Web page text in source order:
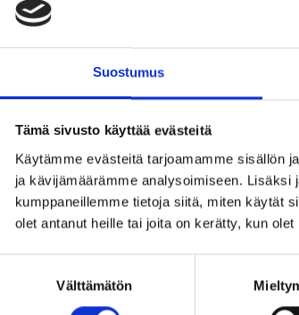
Suostumus
Tämä sivusto käyttää evästeitä
Käytämme evästeitä tarjoamamme sisällön
ja kävijämäärämme analysoimiseen.
kumppaneillemme tietoja siitä, miten käytät
olet antanut heille tai joita on kerätty, kun
Välttämätön